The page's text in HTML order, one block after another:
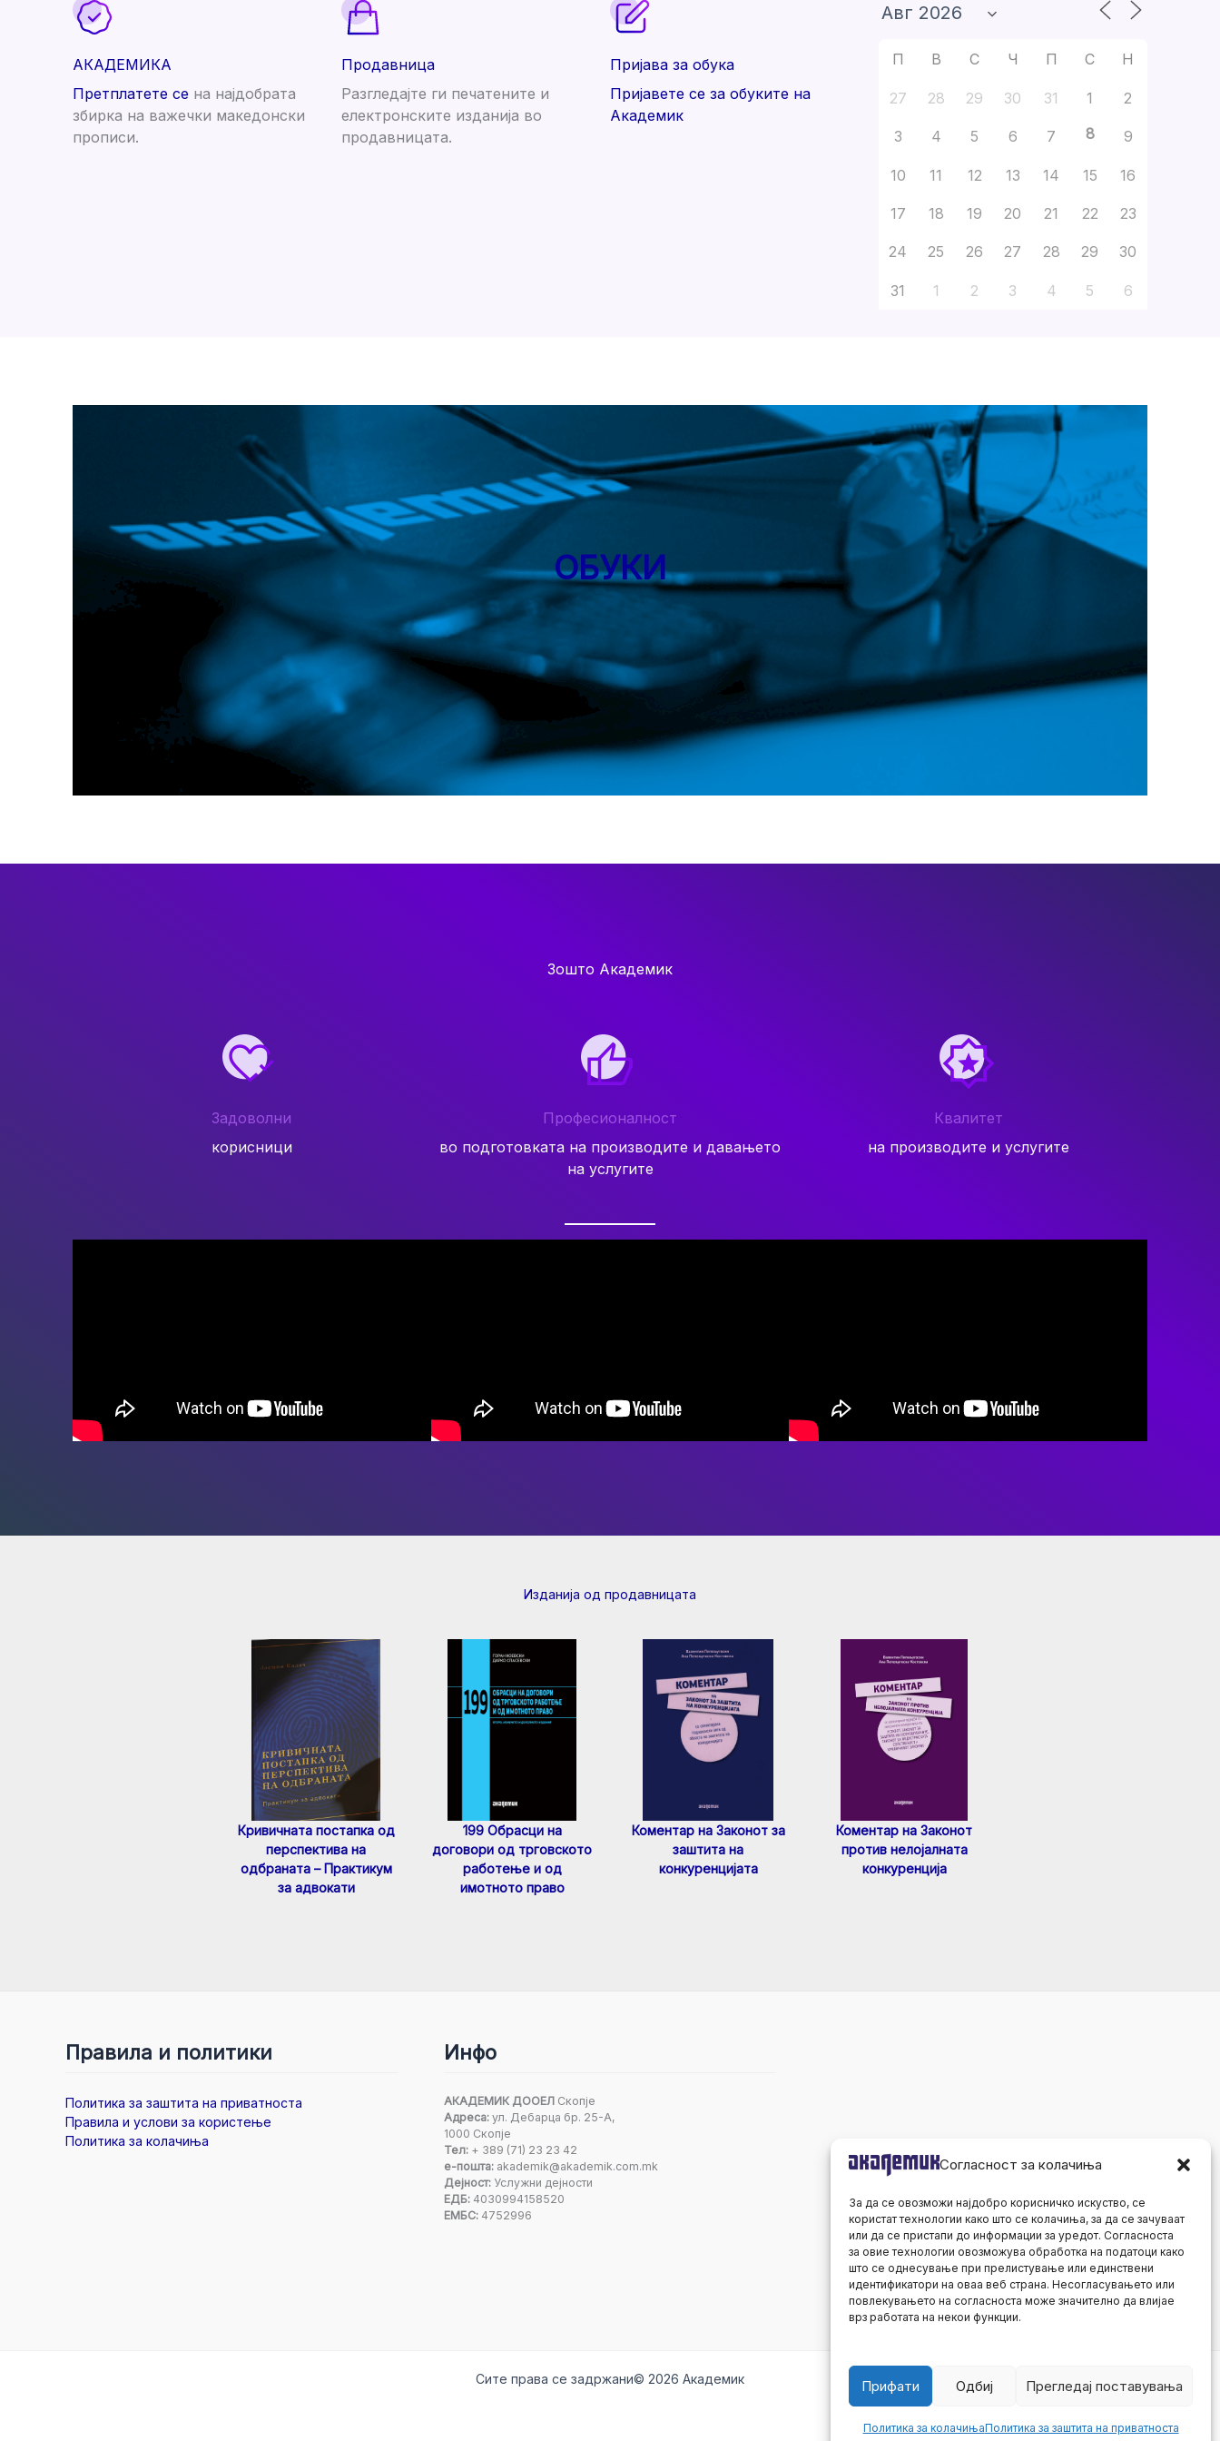
Согласност за колачиња
За да се овозможи најдобро корисничко искуство, се
користат технологии како што се колачиња, за да се зачуваат
или да се пристапи до информации за уредот. Согласноста
за овие технологии овозможува обработка на податоци како
што се однесување при прелистување или единствени
идентификатори на оваа веб страна. Несогласувањето или
повлекувањето на согласноста може значително да влијае
врз работата на некои функции.
Прифати Одбиј Прегледај поставувања
Политика за колачињаПолитика за заштита на приватноста
АКАДЕМИКА
Претплатете се на најдобрата
збирка на важечки македонски
прописи.
Продавница
Разгледајте ги печатените и
електронските изданија во
продавницата.
Пријава за обука
Пријавете се за обуките на
Академик
П В С Ч П С Н
27 28 29 30 31 1 2
3 4 5 6 7 8 9
10 11 12 13 14 15 16
17 18 19 20 21 22 23
24 25 26 27 28 29 30
31 1 2 3 4 5 6
ОБУКИ
Зошто Академик
Задоволни
корисници
Професионалност
во подготовката на производите и давањето
на услугите
Квалитет
на производите и услугите
Изданија од продавницата
Кривичната постапка од
перспектива на
одбраната – Практикум
за адвокати
199 Обрасци на
договори од трговското
работење и од
имотното право
Коментар на Законот за
заштита на
конкуренцијата
Коментар на Законот
против нелојалната
конкуренција
Правила и политики
Политика за заштита на приватноста
Правила и услови за користење
Политика за колачиња
Инфо
АКАДЕМИК ДООЕЛСкопје
Адреса:ул. Дебарца бр. 25-А,
1000 Скопје
Тел:+ 389 (71) 23 23 42
е-пошта:akademik@akademik.com.mk
Дејност:Услужни дејности
ЕДБ:4030994158520
ЕМБС:4752996
Сите права се задржани© 2026 Академик